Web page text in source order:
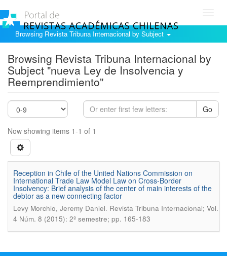
Browsing Revista Tribuna Internacional by Subject
Browsing Revista Tribuna Internacional by
Subject "nueva Ley de Insolvencia y
Reemprendimiento"
Go
Now showing items 1-1 of 1
Reception in Chile of the United Nations Commission on
International Trade Law Model Law on Cross-Border
Insolvency: Brief analysis of the center of main interests of the
debtor as a new connecting factor
Levy Morchio, Jeremy Daniel. Revista Tribuna Internacional; Vol.
4 Núm. 8 (2015): 2º semestre; pp. 165-183